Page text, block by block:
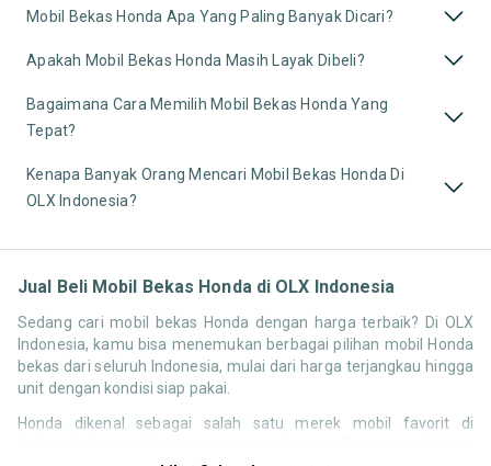
Mobil Bekas Honda Apa Yang Paling Banyak Dicari?
Apakah Mobil Bekas Honda Masih Layak Dibeli?
Bagaimana Cara Memilih Mobil Bekas Honda Yang
Tepat?
Kenapa Banyak Orang Mencari Mobil Bekas Honda Di
OLX Indonesia?
Jual Beli Mobil Bekas Honda di OLX Indonesia
Sedang cari mobil bekas Honda dengan harga terbaik? Di OLX
Indonesia, kamu bisa menemukan berbagai pilihan mobil Honda
bekas dari seluruh Indonesia, mulai dari harga terjangkau hingga
unit dengan kondisi siap pakai.
Honda dikenal sebagai salah satu merek mobil favorit di